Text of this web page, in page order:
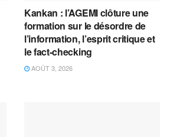
Kankan : l’AGEMI clôture une
formation sur le désordre de
l’information, l’esprit critique et
le fact-checking
AOÛT 3, 2026